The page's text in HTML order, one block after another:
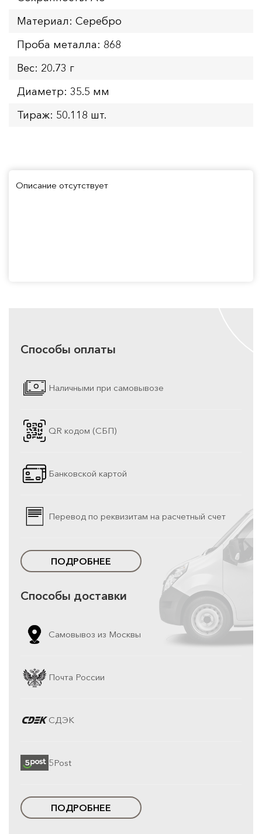
Материал: Серебро
Проба металла: 868
Вес: 20.73 г
Диаметр: 35.5 мм
Тираж: 50.118 шт.
Описание отсутствует
Способы оплаты
Наличными при самовывозе
QR кодом (СБП)
Банковской картой
Перевод по реквизитам на расчетный счет
ПОДРОБНЕЕ
Способы доставки
Самовывоз из Москвы
Почта России
СДЭК
5Post
ПОДРОБНЕЕ